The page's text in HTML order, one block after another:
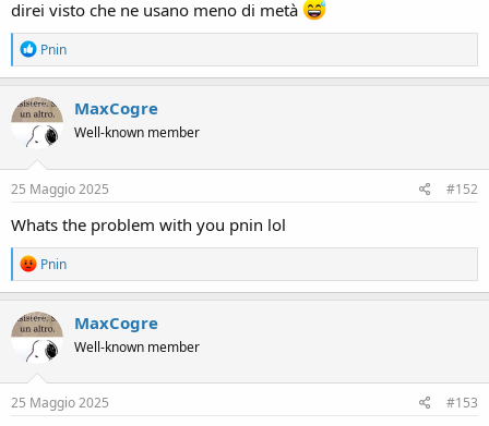
direi visto che ne usano meno di metà
R
e
a
c
t
n
s
Pnin
MaxCogre
Well-known member
25 Maggio 2025 #152
Whats the problem with you pnin lol
R
e
a
c
t
n
s
Pnin
MaxCogre
Well-known member
25 Maggio 2025 #153